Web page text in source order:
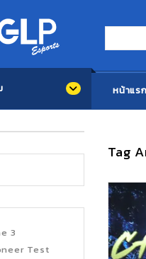
หน้าแรก
Tag
3
Test